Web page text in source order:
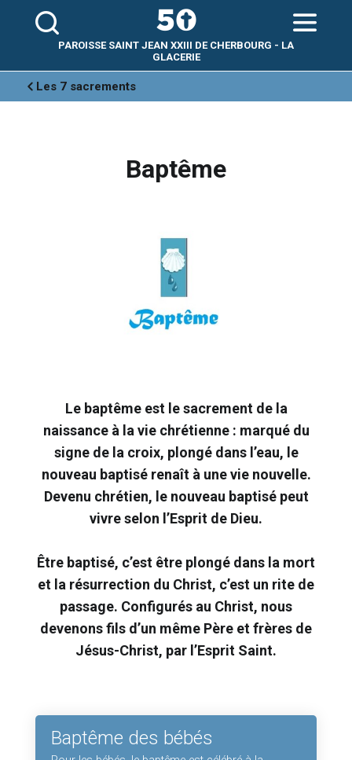
personnels
PAROISSE SAINT JEAN XXIII DE CHERBOURG - LA
GLACERIE
Les 7 sacrements
Baptême
Le baptême est le sacrement de la
naissance à la vie chrétienne : marqué du
signe de la croix, plongé dans l’eau, le
nouveau baptisé renaît à une vie nouvelle.
Devenu chrétien, le nouveau baptisé peut
vivre selon l’Esprit de Dieu.
Être baptisé, c’est être plongé dans la mort
et la résurrection du Christ, c’est un rite de
passage. Configurés au Christ, nous
devenons fils d’un même Père et frères de
Jésus-Christ, par l’Esprit Saint.
Baptême des bébés